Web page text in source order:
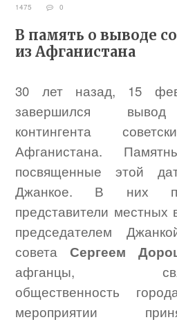
1475
0
В память о выводе
из Афганистана
30 лет назад, 15
завершился вывод
контингента
Афганистана.
посвященные этой
Джанкое. В них
представители местных
председателем
советаСергеем
афганцы,
общественность
мероприятии